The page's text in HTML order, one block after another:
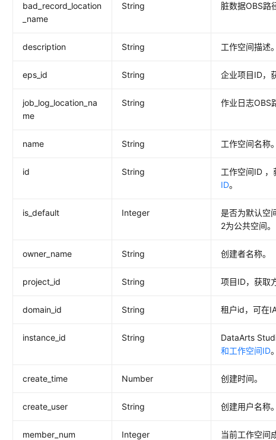
bad_record_location
_name
String 脏数据OBS路
description String 工作空间描述。
eps_id String 企业项目ID，
job_log_location_na
me
String 作业日志OBS
name String 工作空间名称。
id String 工作空间ID ，
ID。
is_default Integer
是否为默认空
2为公共空间。
owner_name String 创建者名称。
project_id String 项目ID，获取
domain_id String 租户id，可在
instance_id String DataArts
和工作空间ID。
create_time Number 创建时间。
create_user String 创建用户名称。
member_num Integer 当前工作空间